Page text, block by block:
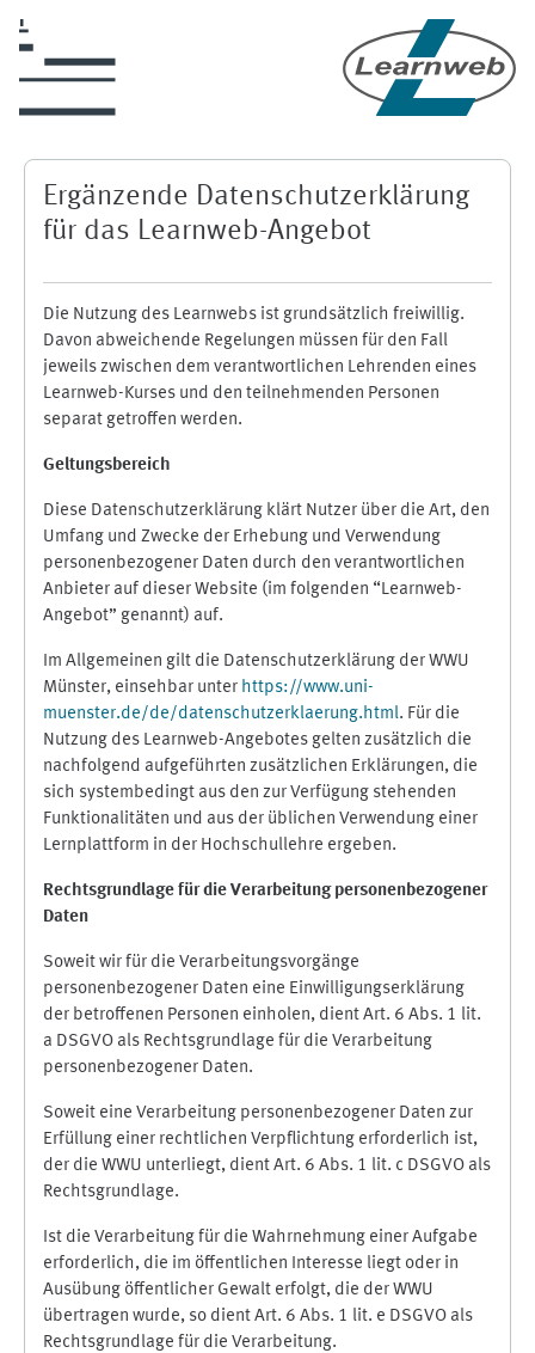
Ergänzende Datenschutzerklärung
für das Learnweb-Angebot
Die Nutzung des Learnwebs ist grundsätzlich freiwillig.
Davon abweichende Regelungen müssen für den Fall
jeweils zwischen dem verantwortlichen Lehrenden eines
Learnweb-Kurses und den teilnehmenden Personen
separat getroffen werden.
Geltungsbereich
Diese Datenschutzerklärung klärt Nutzer über die Art, den
Umfang und Zwecke der Erhebung und Verwendung
personenbezogener Daten durch den verantwortlichen
Anbieter auf dieser Website (im folgenden “Learnweb-
Angebot” genannt) auf.
Im Allgemeinen gilt die Datenschutzerklärung der WWU
Münster, einsehbar unter https://www.uni-
muenster.de/de/datenschutzerklaerung.html. Für die
Nutzung des Learnweb-Angebotes gelten zusätzlich die
nachfolgend aufgeführten zusätzlichen Erklärungen, die
sich systembedingt aus den zur Verfügung stehenden
Funktionalitäten und aus der üblichen Verwendung einer
Lernplattform in der Hochschullehre ergeben.
Rechtsgrundlage für die Verarbeitung personenbezogener
Daten
Soweit wir für die Verarbeitungsvorgänge
personenbezogener Daten eine Einwilligungserklärung
der betroffenen Personen einholen, dient Art. 6 Abs. 1 lit.
a DSGVO als Rechtsgrundlage für die Verarbeitung
personenbezogener Daten.
Soweit eine Verarbeitung personenbezogener Daten zur
Erfüllung einer rechtlichen Verpflichtung erforderlich ist,
der die WWU unterliegt, dient Art. 6 Abs. 1 lit. c DSGVO als
Rechtsgrundlage.
Ist die Verarbeitung für die Wahrnehmung einer Aufgabe
erforderlich, die im öffentlichen Interesse liegt oder in
Ausübung öffentlicher Gewalt erfolgt, die der WWU
übertragen wurde, so dient Art. 6 Abs. 1 lit. e DSGVO als
Rechtsgrundlage für die Verarbeitung.